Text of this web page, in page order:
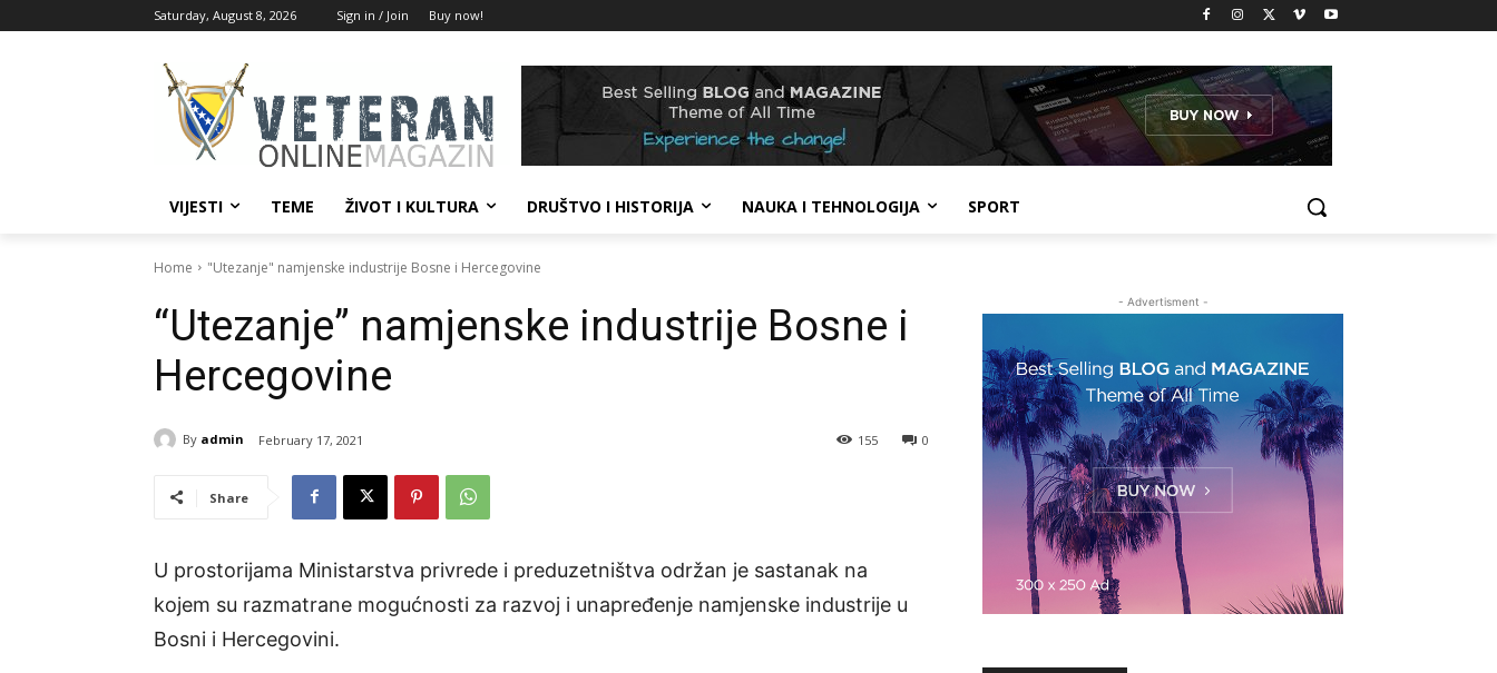
Saturday, August 8, 2026 Sign in / Join Buy now!
VIJESTI TEME ŽIVOT I KULTURA DRUŠTVO I HISTORIJA NAUKA I TEHNOLOGIJA SPORT
Home "Utezanje" namjenske industrije Bosne i Hercegovine
“Utezanje” namjenske industrije Bosne i
Hercegovine
By admin February 17, 2021 0
155
Share
U prostorijama Ministarstva privrede i preduzetništva održan je sastanak na
kojem su razmatrane mogućnosti za razvoj i unapređenje namjenske industrije u
Bosni i Hercegovini.
- Advertisment -